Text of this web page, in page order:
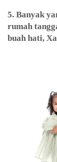
5. Banyak
rumah
buah hati,